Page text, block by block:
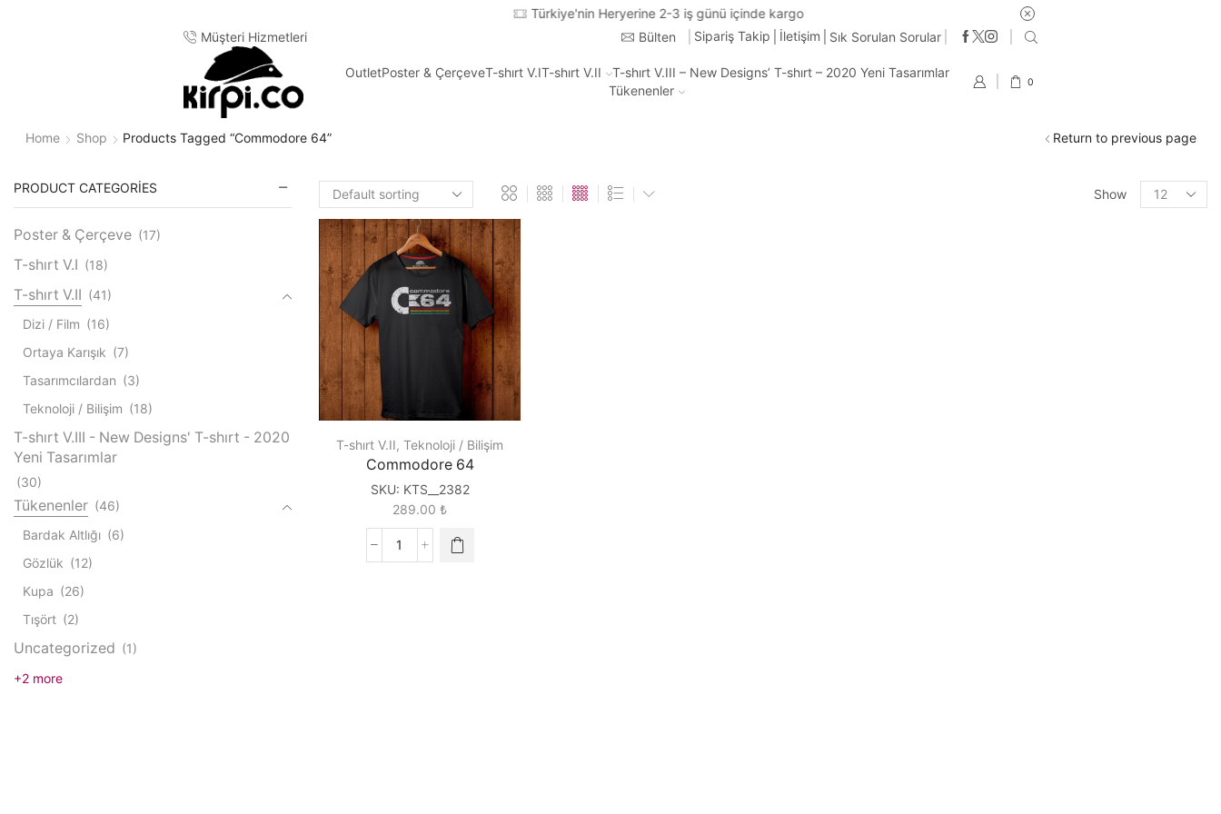
Türkiye'nin Heryerine 2-3 iş günü içinde kargo
Müşteri Hizmetleri
Bülten Sipariş Takip İletişim Sık Sorulan Sorular
OutletPoster & ÇerçeveT-shırt V.IT-shırt V.II
T-shırt V.III – New Designs’ T-shırt – 2020 Yeni Tasarımlar
Tükenenler
0
Home Shop Products Tagged “commodore 64” Return to previous page
Show
Products
per
T-shırt V.II, Teknoloji / Bilişim
Commodore 64
SKU: KTS__2382
289.00 ₺
Commodore
PRODUCT CATEGORIES
Poster & Çerçeve (17)
T-shırt V.I (18)
T-shırt V.II (41)
Dizi / Film (16)
Ortaya Karışık (7)
Tasarımcılardan (3)
Teknoloji / Bilişim (18)
T-shırt V.III - New Designs' T-shırt - 2020
Yeni Tasarımlar
(30)
Tükenenler (46)
Bardak Altlığı (6)
Gözlük (12)
Kupa (26)
Tışört (2)
Uncategorized (1)
+2 more